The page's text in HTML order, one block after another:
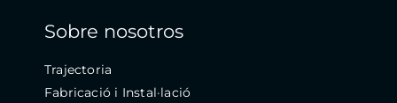
Sobre nosotros
Trajectoria
Fabricació i Instal·lació